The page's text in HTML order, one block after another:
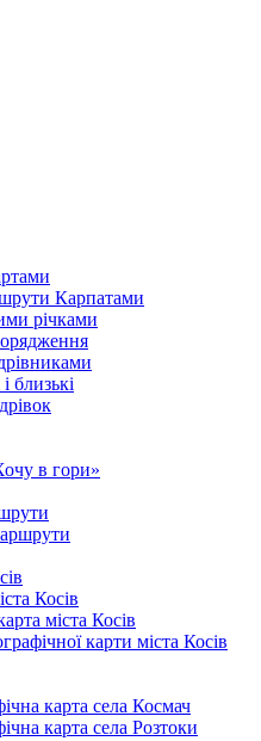
Карпатами
річками
близькі
в гори»
Косів
міста Косів
карти міста Косів
карта села Космач
карта села Розтоки